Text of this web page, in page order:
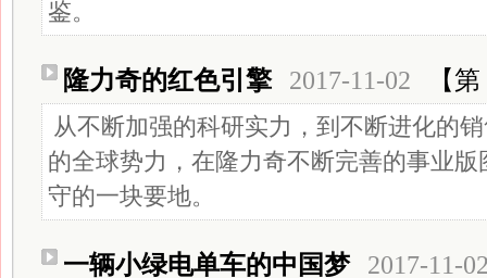
鉴。
隆力奇的红色引擎 2017-11-02 【
从不断加强的科研实力，到不断进化的
的全球势力，在隆力奇不断完善的事业
守的一块要地。
一辆小绿电单车的中国梦 2017-11-